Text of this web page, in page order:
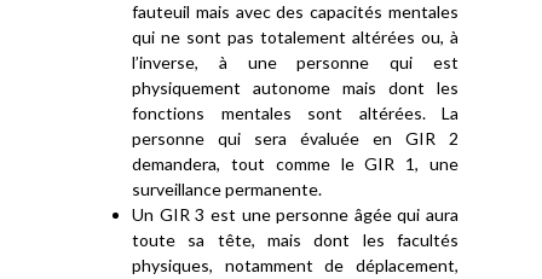
fauteuil mais avec des capacités mentales
qui ne sont pas totalement altérées ou, à
l’inverse, à une personne qui est
physiquement autonome mais dont les
fonctions mentales sont altérées. La
personne qui sera évaluée en GIR 2
demandera, tout comme le GIR 1, une
surveillance permanente.
Un GIR 3 est une personne âgée qui aura
toute sa tête, mais dont les facultés
physiques, notamment de déplacement,